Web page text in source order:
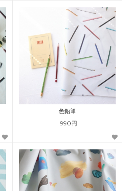
色鉛筆
990円